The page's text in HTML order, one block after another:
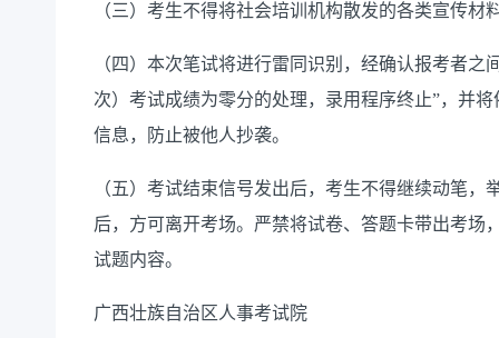
（三）考生不得将社会培训机构散发的各类宣传材
（四）本次笔试将进行雷同识别，经确认报考者
次）考试成绩为零分的处理，录用程序终止”，并
信息，防止被他人抄袭。
（五）考试结束信号发出后，考生不得继续动笔
后，方可离开考场。严禁将试卷、答题卡带出考场
试题内容。
广西壮族自治区人事考试院